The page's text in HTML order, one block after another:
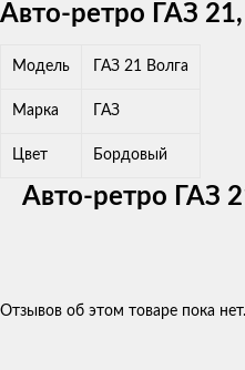
Авто-ретро ГАЗ
Модель ГАЗ 21 Волга
Марка ГАЗ
Цвет Бордовый
Авто-ретро ГАЗ
Отзывов об этом товаре пока